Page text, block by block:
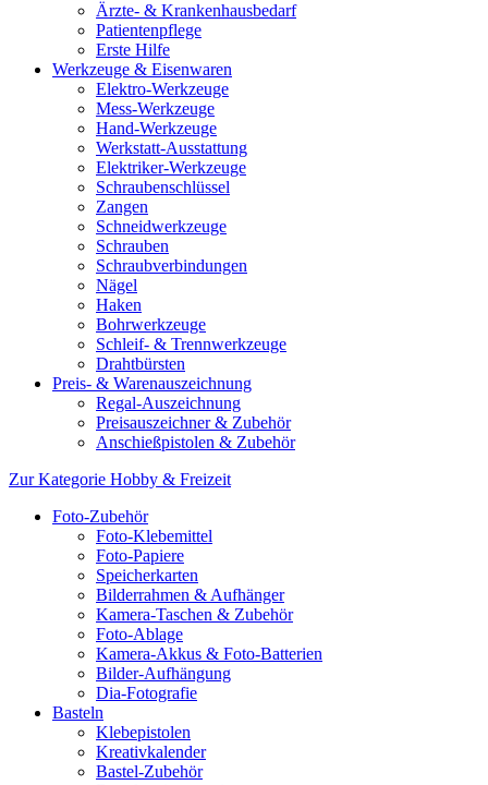
Ärzte- & Krankenhausbedarf
Patientenpflege
Erste Hilfe
Werkzeuge & Eisenwaren
Elektro-Werkzeuge
Mess-Werkzeuge
Hand-Werkzeuge
Werkstatt-Ausstattung
Elektriker-Werkzeuge
Schraubenschlüssel
Zangen
Schneidwerkzeuge
Schrauben
Schraubverbindungen
Nägel
Haken
Bohrwerkzeuge
Schleif- & Trennwerkzeuge
Drahtbürsten
Preis- & Warenauszeichnung
Regal-Auszeichnung
Preisauszeichner & Zubehör
Anschießpistolen & Zubehör
Zur Kategorie Hobby & Freizeit
Foto-Zubehör
Foto-Klebemittel
Foto-Papiere
Speicherkarten
Bilderrahmen & Aufhänger
Kamera-Taschen & Zubehör
Foto-Ablage
Kamera-Akkus & Foto-Batterien
Bilder-Aufhängung
Dia-Fotografie
Basteln
Klebepistolen
Kreativkalender
Bastel-Zubehör